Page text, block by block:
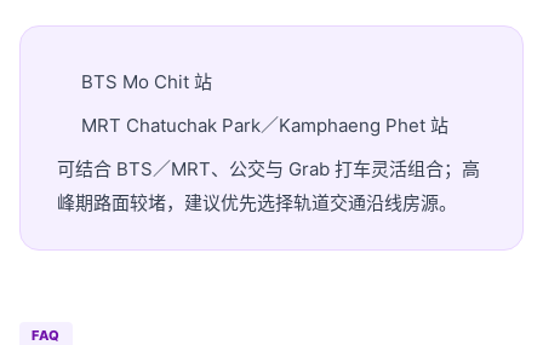
BTS Mo Chit 站
MRT Chatuchak Park／Kamphaeng Phet 站
可结合 BTS／MRT、公交与 Grab 打车灵活组合；高
峰期路面较堵，建议优先选择轨道交通沿线房源。
FAQ